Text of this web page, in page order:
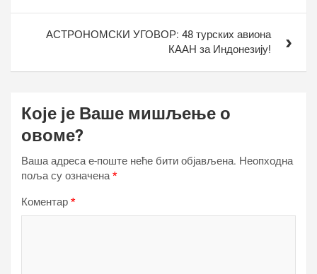
АСТРОНОМСКИ УГОВОР: 48 турских авиона
КААН за Индонезију!
Које је Ваше мишљење о
овоме?
Ваша адреса е-поште неће бити објављена. Неопходна
поља су означена*
Коментар *